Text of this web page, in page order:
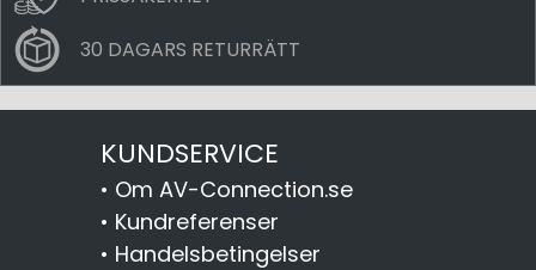
30 DAGARS RETURRÄTT
KUNDSERVICE
• Om AV-Connection.se
• Kundreferenser
• Handelsbetingelser